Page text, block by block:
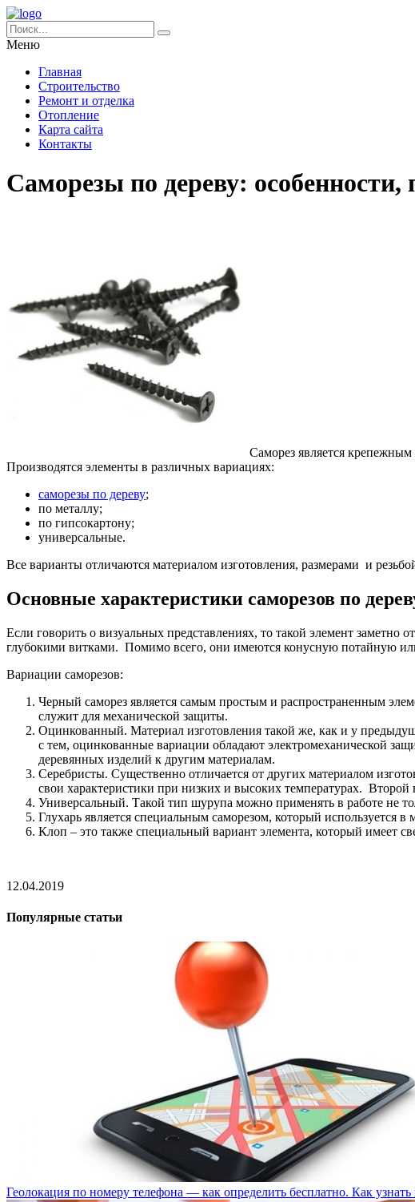
Меню
Главная
Строительство
Ремонт и отделка
Отопление
Карта сайта
Контакты
Саморезы по дереву:
Саморез является
Производятся элементы в различных вариациях:
саморезы по дереву;
по металлу;
по гипсокартону;
универсальные.
Все варианты отличаются материалом изготовления, размерами и
Основные характеристики саморезов по
Если говорить о визуальных представлениях, то такой элемент
глубокими витками. Помимо всего, они имеются конусную потайную
Вариации саморезов:
Черный саморез является самым простым и распространенным
служит для механической защиты.
Оцинкованный. Материал изготовления такой же, как и у
с тем, оцинкованные вариации обладают электромеханической
деревянных изделий к другим материалам.
Серебристы. Существенно отличается от других материалом
свои характеристики при низких и высоких температурах.
Универсальный. Такой тип шурупа можно применять в работе не
Глухарь является специальным саморезом, который используется
Клоп – это также специальный вариант элемента, который имеет
12.04.2019
Популярные статьи
Геолокация по номеру телефона — как определить бесплатно. Как